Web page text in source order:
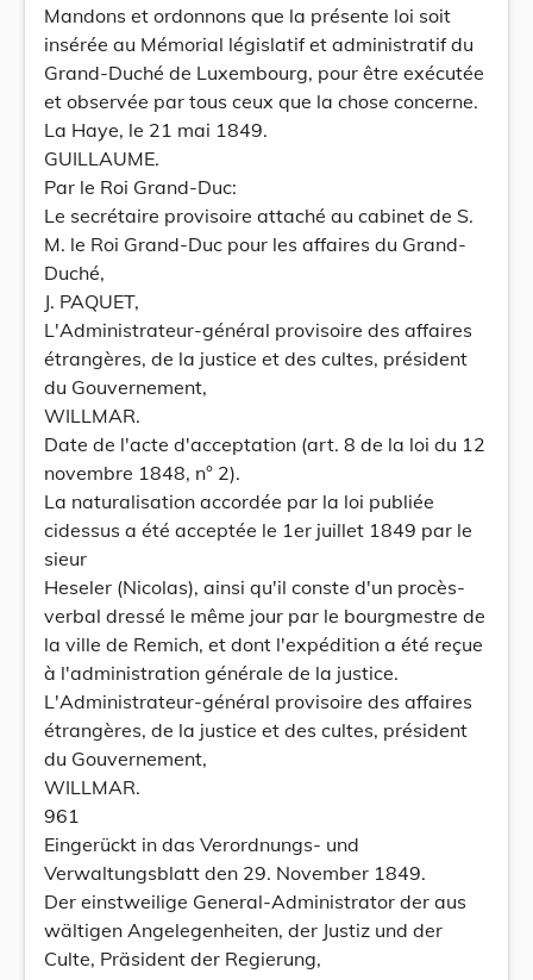
Mandons et ordonnons que la présente loi soit
insérée au Mémorial législatif et administratif du
Grand-Duché de Luxembourg, pour être exécutée
et observée par tous ceux que la chose concerne.
La Haye, le 21 mai 1849.
GUILLAUME.
Par le Roi Grand-Duc:
Le secrétaire provisoire attaché au cabinet de S.
M. le Roi Grand-Duc pour les affaires du Grand-
Duché,
J. PAQUET,
L'Administrateur-général provisoire des affaires
étrangères, de la justice et des cultes, président
du Gouvernement,
WILLMAR.
Date de l'acte d'acceptation (art. 8 de la loi du 12
novembre 1848, n° 2).
La naturalisation accordée par la loi publiée
cidessus a été acceptée le 1er juillet 1849 par le
sieur
Heseler (Nicolas), ainsi qu'il conste d'un procès-
verbal dressé le même jour par le bourgmestre de
la ville de Remich, et dont l'expédition a été reçue
à l'administration générale de la justice.
L'Administrateur-général provisoire des affaires
étrangères, de la justice et des cultes, président
du Gouvernement,
WILLMAR.
961
Eingerückt in das Verordnungs- und
Verwaltungsblatt den 29. November 1849.
Der einstweilige General-Administrator der aus
wältigen Angelegenheiten, der Justiz und der
Culte, Präsident der Regierung,